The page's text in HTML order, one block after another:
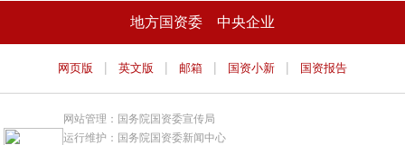
地方国资委 中央企业
网页版 | 英文版 | 邮箱 | 国资小新 | 国资报告
网站管理：国务院国资委宣传局
运行维护：国务院国资委新闻中心